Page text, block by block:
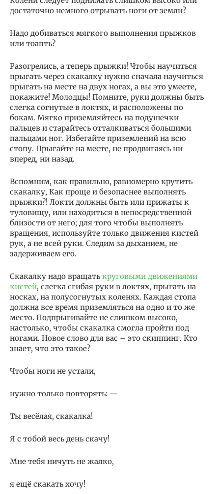
достаточно немного отрывать ноги от земли?
Надо добиваться мягкого выполнения прыжков
или тоапть?
Разогрелись, а теперь прыжки! Чтобы научиться
прыгать через скакалку нужно сначала научиться
прыгать на месте на двух ногах, а вы это умеете,
покажите! Молодцы! Помните, руки должны быть
слегка согнутые в локтях, и расположены по
бокам. Мягко приземляйтесь на подушечки
пальцев и старайтесь отталкиваться большими
пальцами ног. Избегайте приземлений на всю
стопу. Прыгайте на месте, не продвигаясь ни
вперед, ни назад.
Вспомним, как правильно, равномерно крутить
скакалку, Как проще и безопаснее выполнять
прыжки?! Локти должны быть или прижаты к
туловищу, или находиться в непосредственной
близости от него; для того чтобы выполнять
вращения, используйте только движения кистей
рук, а не всей руки. Следим за дыханием, не
задерживаем его.
Скакалку надо вращать круговыми движениями
кистей, слегка сгибая руки в локтях, прыгать на
носках, на полусогнутых коленях. Каждая стопа
должна все время приземляться на одно и то же
место. Подпрыгивайте не слишком высоко,
настолько, чтобы скакалка смогла пройти под
ногами. Новое слово для вас – это скиппинг. Кто
знает, что это такое?
Чтобы ноги не устали,
нужно только повторять: —
Ты весёлая, скакалка!
Я с тобой весь день скачу!
Мне тебя ничуть не жалко,
я ещё скакать хочу!